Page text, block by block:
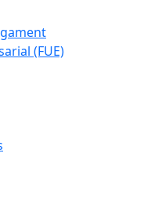
(FUE)